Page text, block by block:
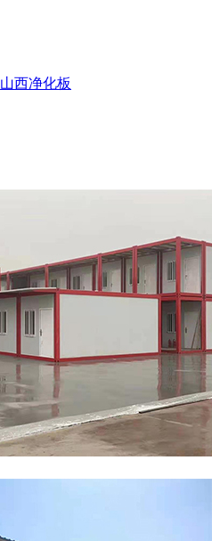
山西净化板